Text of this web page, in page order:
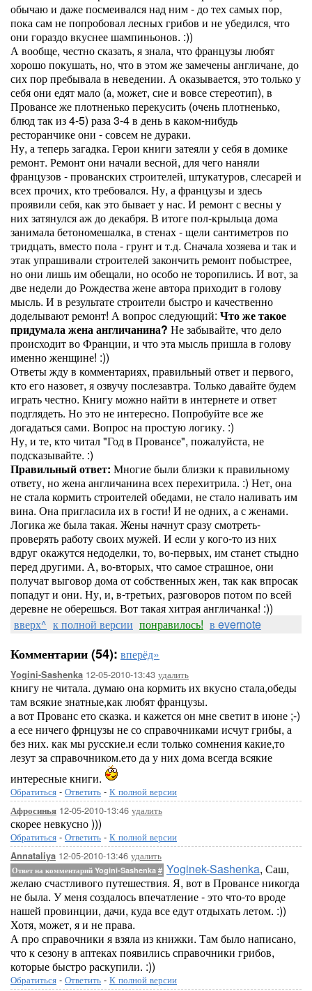
обычаю и даже посмеивался над ним - до тех самых пор,
пока сам не попробовал лесных грибов и не убедился, что
они гораздо вкуснее шампиньонов. :))
А вообще, честно сказать, я знала, что французы любят
хорошо покушать, но, что в этом же замечены англичане, до
сих пор пребывала в неведении. А оказывается, это только у
себя они едят мало (а, может, сие и вовсе стереотип), в
Провансе же плотненько перекусить (очень плотненько,
блюд так из 4-5) раза 3-4 в день в каком-нибудь
ресторанчике они - совсем не дураки.
Ну, а теперь загадка. Герои книги затеяли у себя в домике
ремонт. Ремонт они начали весной, для чего наняли
французов - прованских строителей, штукатуров, слесарей и
всех прочих, кто требовался. Ну, а французы и здесь
проявили себя, как это бывает у нас. И ремонт с весны у
них затянулся аж до декабря. В итоге пол-крыльца дома
занимала бетономешалка, в стенах - щели сантиметров по
тридцать, вместо пола - грунт и т.д. Сначала хозяева и так и
этак упрашивали строителей закончить ремонт побыстрее,
но они лишь им обещали, но особо не торопились. И вот, за
две недели до Рождества жене автора приходит в голову
мысль. И в результате строители быстро и качественно
доделывают ремонт! А вопрос следующий: Что же такое
придумала жена англичанина? Не забывайте, что дело
происходит во Франции, и что эта мысль пришла в голову
именно женщине! :))
Ответы жду в комментариях, правильный ответ и первого,
кто его назовет, я озвучу послезавтра. Только давайте будем
играть честно. Книгу можно найти в интернете и ответ
подглядеть. Но это не интересно. Попробуйте все же
догадаться сами. Вопрос на простую логику. :)
Ну, и те, кто читал "Год в Провансе", пожалуйста, не
подсказывайте. :)
Правильный ответ: Многие были близки к правильному
ответу, но жена англичанина всех перехитрила. :) Нет, она
не стала кормить строителей обедами, не стало наливать им
вина. Она пригласила их в гости! И не одних, а с женами.
Логика же была такая. Жены начнут сразу смотреть-
проверять работу своих мужей. И если у кого-то из них
вдруг окажутся недоделки, то, во-первых, им станет стыдно
перед другими. А, во-вторых, что самое страшное, они
получат выговор дома от собственных жен, так как впросак
попадут и они. Ну, и, в-третьих, разговоров потом по всей
деревне не оберешься. Вот такая хитрая англичанка! :))
вверх^ к полной версии понравилось! в evernote
Комментарии (54): вперёд»
Yogini-Sashenka 12-05-2010-13:43 удалить
книгу не читала. думаю она кормить их вкусно стала,обеды
там всякие знатные,как любят французы.
а вот Прованс ето сказка. и кажется он мне светит в июне ;-)
а есе ничего фрнцузы не со справочниками исчут грибы, а
без них. как мы русские.и если только сомнения какие,то
лезут за справочником.ето да у них дома всегда всякие
интересные книги.
Обратиться - Ответить - К полной версии
Афросинья 12-05-2010-13:46 удалить
скорее невкусно )))
Обратиться - Ответить - К полной версии
Annataliya 12-05-2010-13:46 удалить
Ответ на комментарий Yogini-Sashenka # Yoginek-Sashenka, Саш,
желаю счастливого путешествия. Я, вот в Провансе никогда
не была. У меня создалось впечатление - это что-то вроде
нашей провинции, дачи, куда все едут отдыхать летом. :))
Хотя, может, я и не права.
А про справочники я взяла из книжки. Там было написано,
что к сезону в аптеках появились справочники грибов,
которые быстро раскупили. :))
Обратиться - Ответить - К полной версии